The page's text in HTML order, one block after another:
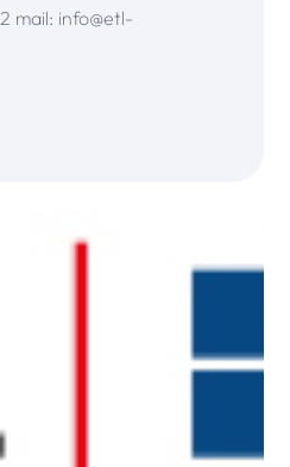
mail: info@etl-